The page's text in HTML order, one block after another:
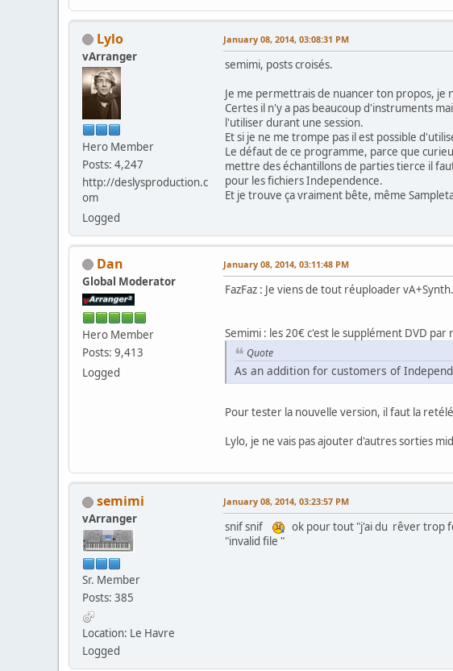
Lylo
vArranger
Hero Member
Posts: 4,247
http://deslysproduction.c
om
Logged
January 08, 2014, 03:08:31 PM
semimi, posts croisés.
Je me permettrais de nuancer ton propos, je
Certes il n'y a pas beaucoup d'instruments
l'utiliser durant une session.
Et si je ne me trompe pas il est possible
Le défaut de ce programme, parce que
mettre des échantillons de parties tierce il
pour les fichiers Independence.
Et je trouve ça vraiment bête, même
Dan
Global Moderator
Hero Member
Posts: 9,413
Logged
January 08, 2014, 03:11:48 PM
FazFaz : Je viens de tout réuploader
Semimi : les 20€ c'est le supplément DVD
Quote
As an addition for customers of
Pour tester la nouvelle version, il faut la
Lylo, je ne vais pas ajouter d'autres sorties
semimi
vArranger
Sr. Member
Posts: 385
Location: Le Havre
Logged
January 08, 2014, 03:23:57 PM
snif snif
ok pour tout "j'ai du rêver trop
"invalid file "